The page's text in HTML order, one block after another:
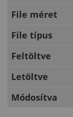
File méret
File típus
Feltöltve
Letöltve
Módosítva